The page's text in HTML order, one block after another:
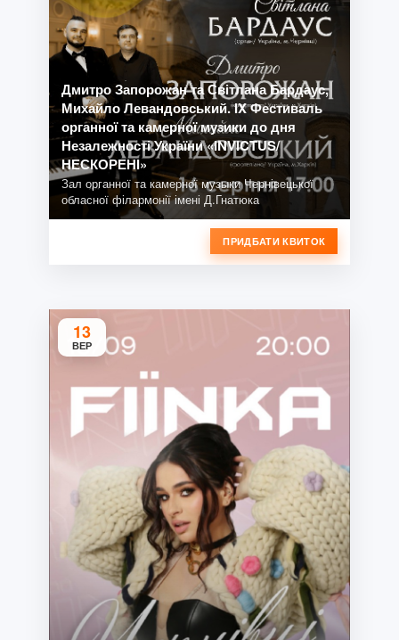
Дмитро Запорожан та Світлана Бардаус,
Михайло Левандовський. IX Фестиваль
органної та камерної музики до дня
Незалежності України «INVICTUS/
НЕСКОРЕНІ»
Зал органної та камерної музыки Чернівецької
обласної філармонії імені Д.Гнатюка
ПРИДБАТИ КВИТОК
13
ВЕР